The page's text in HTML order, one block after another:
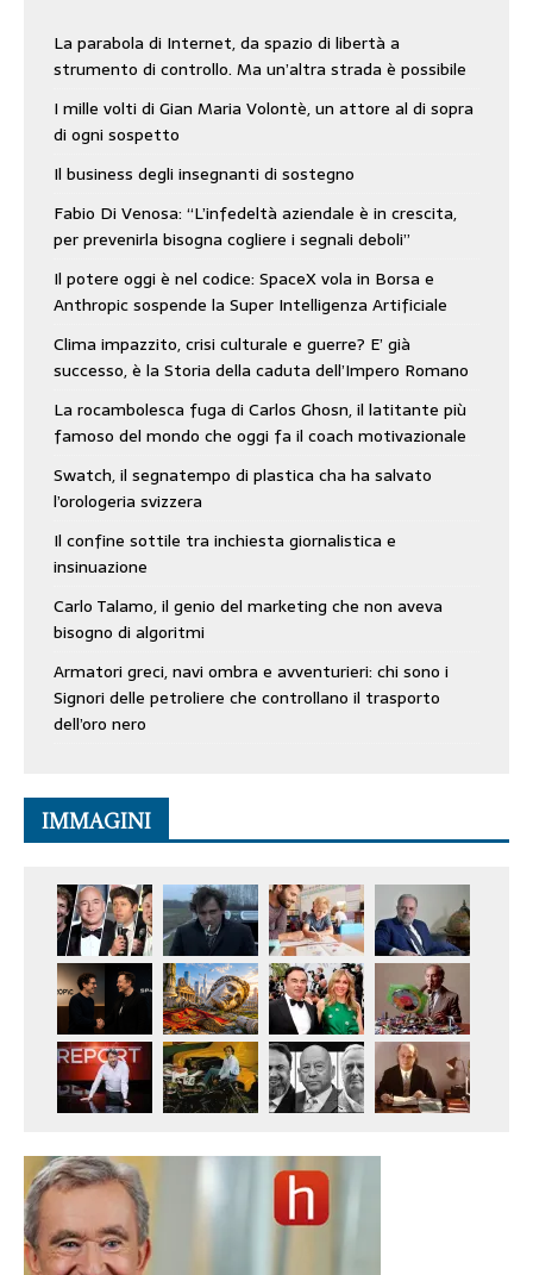
La parabola di Internet, da spazio di libertà a
strumento di controllo. Ma un’altra strada è possibile
I mille volti di Gian Maria Volontè, un attore al di sopra
di ogni sospetto
Il business degli insegnanti di sostegno
Fabio Di Venosa: “L’infedeltà aziendale è in crescita,
per prevenirla bisogna cogliere i segnali deboli”
Il potere oggi è nel codice: SpaceX vola in Borsa e
Anthropic sospende la Super Intelligenza Artificiale
Clima impazzito, crisi culturale e guerre? E’ già
successo, è la Storia della caduta dell’Impero Romano
La rocambolesca fuga di Carlos Ghosn, il latitante più
famoso del mondo che oggi fa il coach motivazionale
Swatch, il segnatempo di plastica cha ha salvato
l’orologeria svizzera
Il confine sottile tra inchiesta giornalistica e
insinuazione
Carlo Talamo, il genio del marketing che non aveva
bisogno di algoritmi
Armatori greci, navi ombra e avventurieri: chi sono i
Signori delle petroliere che controllano il trasporto
dell’oro nero
IMMAGINI